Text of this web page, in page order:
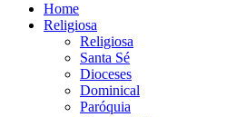
Home
Religiosa
Religiosa
Santa Sé
Dioceses
Dominical
Paróquia